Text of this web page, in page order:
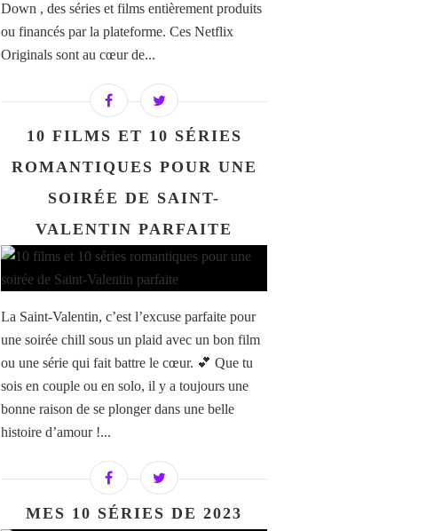
Down , des séries et films entièrement produits
ou financés par la plateforme. Ces Netflix
Originals sont au cœur de...
10 FILMS ET 10 SÉRIES
ROMANTIQUES POUR UNE
SOIRÉE DE SAINT-
VALENTIN PARFAITE
La Saint-Valentin, c’est l’excuse parfaite pour
une soirée chill sous un plaid avec un bon film
ou une série qui fait battre le cœur. 💕 Que tu
sois en couple ou en solo, il y a toujours une
bonne raison de se plonger dans une belle
histoire d’amour !...
MES 10 SÉRIES DE 2023